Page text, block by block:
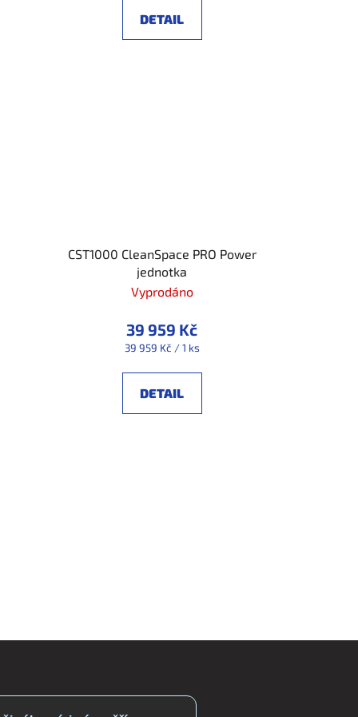
DETAIL
CST1000 CleanSpace PRO Power
jednotka
Vyprodáno
39 959 Kč
Měrná
39 959 Kč / 1 ks
DETAIL